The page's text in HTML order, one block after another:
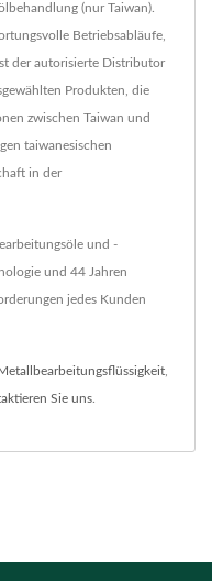
(nur Taiwan).
Betriebsabläufe,
der autorisierte Distributor
Produkten, die
zwischen Taiwan und
taiwanesischen
in der
und -
und 44 Jahren
jedes Kunden
Metallbearbeitungsflüssigkeit
Sie uns